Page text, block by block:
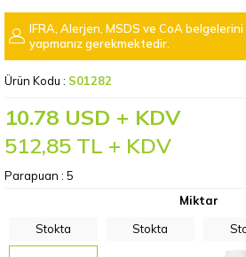
IFRA, Alerjen, MSDS ve CoA
yapmanız gerekmektedir.
Ürün Kodu : S01282
10.78 USD + KDV
512,85 TL + KDV
Parapuan : 5
Miktar
Stokta
Stokta